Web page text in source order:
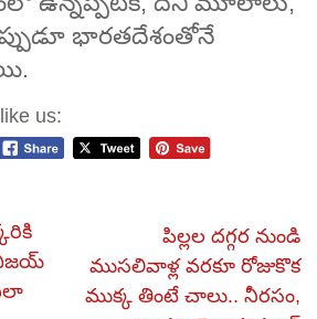
భారతదేశంతోనే
us:
పిల్లల దగ్గర నుండి
ముసలివాళ్ల వరకూ రోజుకొక
ముక్క తింటే చాలు.. నీరసం,